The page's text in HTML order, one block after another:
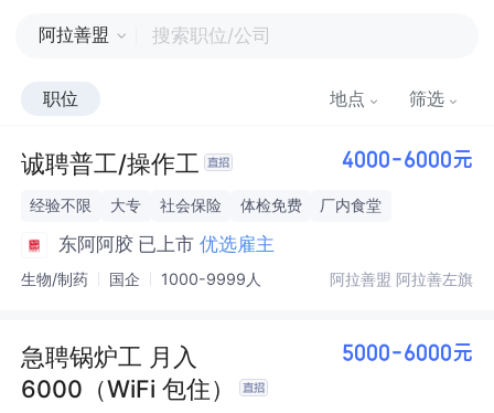
阿拉善盟
职位 地点 筛选
诚聘普工/操作工 4000-6000元
经验不限 大专 社会保险 体检免费 厂内食堂
东阿阿胶 已上市 优选雇主
生物/制药 国企 1000-9999人 阿拉善盟 阿拉善左旗
急聘锅炉工 月入
6000（WiFi 包住）
5000-6000元